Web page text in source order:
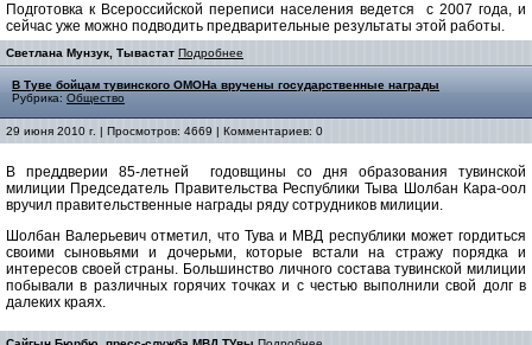
Подготовка к Всероссийской переписи населения ведется с 2007 года, и
сейчас уже можно подводить предварительные результаты этой работы.
Светлана Мунзук, Тывастат Подробнее
В Туве бойцам тувинского ОМОНа вручены государственные награды
Рубрика: Общество
29 июня 2010 г. | Просмотров: 4669 | Комментариев: 0
В преддверии 85-летней годовщины со дня образования тувинской
милиции Председатель Правительства Республики Тыва Шолбан Кара-оол
вручил правительственные награды ряду сотрудников милиции.
Шолбан Валерьевич отметил, что Тува и МВД республики может гордиться
своими сыновьями и дочерьми, которые встали на стражу порядка и
интересов своей страны. Большинство личного состава тувинской милиции
побывали в различных горячих точках и с честью выполнили свой долг в
далеких краях.